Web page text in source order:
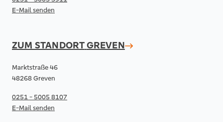
E-Mail senden
ZUM STANDORTGREVEN
Marktstraße 46
48268 Greven
0251 - 5005 8107
E-Mail senden